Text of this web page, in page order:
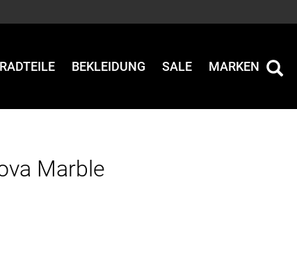
BEKLEIDUNG SALE MARKEN
Marble